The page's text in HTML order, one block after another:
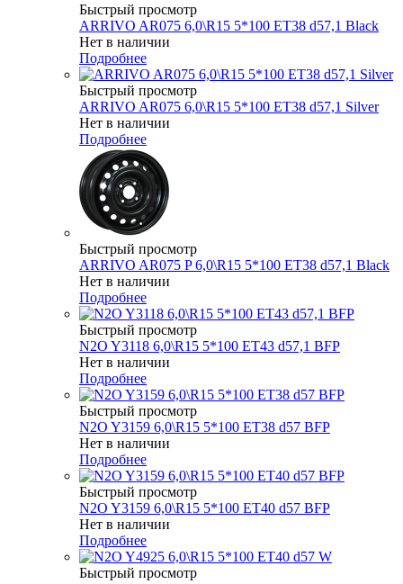
Быстрый просмотр
ARRIVO AR075 6,0\R15 5*100 ET38 d57,1 Black
Нет в наличии
Подробнее
Быстрый просмотр
ARRIVO AR075 6,0\R15 5*100 ET38 d57,1 Silver
Нет в наличии
Подробнее
Быстрый просмотр
ARRIVO AR075 P 6,0\R15 5*100 ET38 d57,1 Black
Нет в наличии
Подробнее
Быстрый просмотр
N2O Y3118 6,0\R15 5*100 ET43 d57,1 BFP
Нет в наличии
Подробнее
Быстрый просмотр
N2O Y3159 6,0\R15 5*100 ET38 d57 BFP
Нет в наличии
Подробнее
Быстрый просмотр
N2O Y3159 6,0\R15 5*100 ET40 d57 BFP
Нет в наличии
Подробнее
Быстрый просмотр